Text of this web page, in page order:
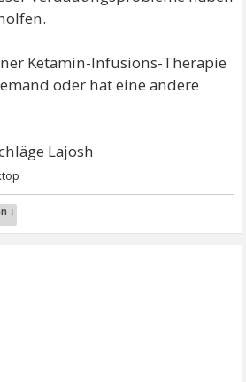
Ketamin-Infusions-Therapie
oder hat eine andere
Lajosh
↓